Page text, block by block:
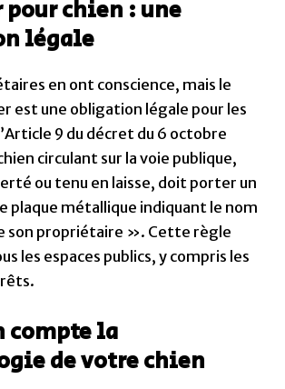
chien : une
légale
en ont conscience, mais le
est une obligation légale pour les
9 du décret du 6 octobre
circulant sur la voie publique,
ou tenu en laisse, doit porter un
plaque métallique indiquant le nom
son propriétaire ». Cette règle
les espaces publics, y compris les
compte la
de votre chien